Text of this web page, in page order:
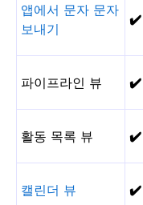
앱에서 문자 문자
보내기
✔️
파이프라인 뷰 ✔️
활동 목록 뷰 ✔️
캘린더 뷰 ✔️